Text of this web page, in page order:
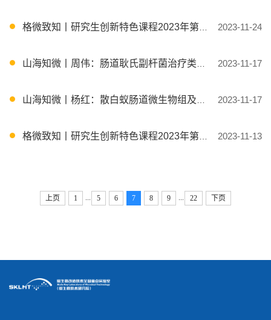
2023-11-24
格微致知丨研究生创新特色课程2023年第24期
2023-11-17
山海知微丨周伟：肠道耿氏副杆菌治疗类风湿关节炎机制及中药调控研究
2023-11-17
山海知微丨杨红：散白蚁肠道微生物组及其在纤维素降解中的作用与功能
2023-11-13
格微致知丨研究生创新特色课程2023年第23期
上页 1 5 6 7 8 9 22 下页